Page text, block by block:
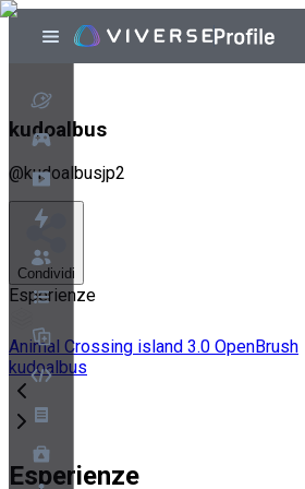
kudoalbus
@kudoalbusjp2
Condividi
Esperienze
Animal Crossing island 3.0 OpenBrush
kudoalbus
Esperienze